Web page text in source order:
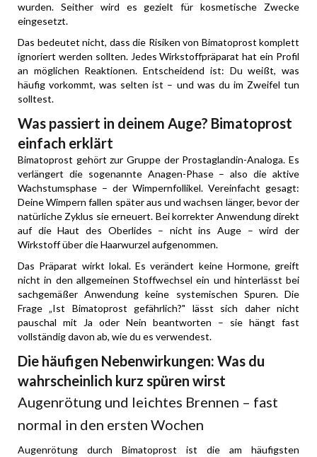
wurden. Seither wird es gezielt für kosmetische Zwecke
eingesetzt.
Das bedeutet nicht, dass die Risiken von Bimatoprost komplett
ignoriert werden sollten. Jedes Wirkstoffpräparat hat ein Profil
an möglichen Reaktionen. Entscheidend ist: Du weißt, was
häufig vorkommt, was selten ist – und was du im Zweifel tun
solltest.
Was passiert in deinem Auge? Bimatoprost
einfach erklärt
Bimatoprost gehört zur Gruppe der Prostaglandin-Analoga. Es
verlängert die sogenannte Anagen-Phase – also die aktive
Wachstumsphase – der Wimpernfollikel. Vereinfacht gesagt:
Deine Wimpern fallen später aus und wachsen länger, bevor der
natürliche Zyklus sie erneuert. Bei korrekter Anwendung direkt
auf die Haut des Oberlides – nicht ins Auge – wird der
Wirkstoff über die Haarwurzel aufgenommen.
Das Präparat wirkt lokal. Es verändert keine Hormone, greift
nicht in den allgemeinen Stoffwechsel ein und hinterlässt bei
sachgemäßer Anwendung keine systemischen Spuren. Die
Frage „Ist Bimatoprost gefährlich?" lässt sich daher nicht
pauschal mit Ja oder Nein beantworten – sie hängt fast
vollständig davon ab, wie du es verwendest.
Die häufigen Nebenwirkungen: Was du
wahrscheinlich kurz spüren wirst
Augenrötung und leichtes Brennen – fast
normal in den ersten Wochen
Augenrötung durch Bimatoprost ist die am häufigsten